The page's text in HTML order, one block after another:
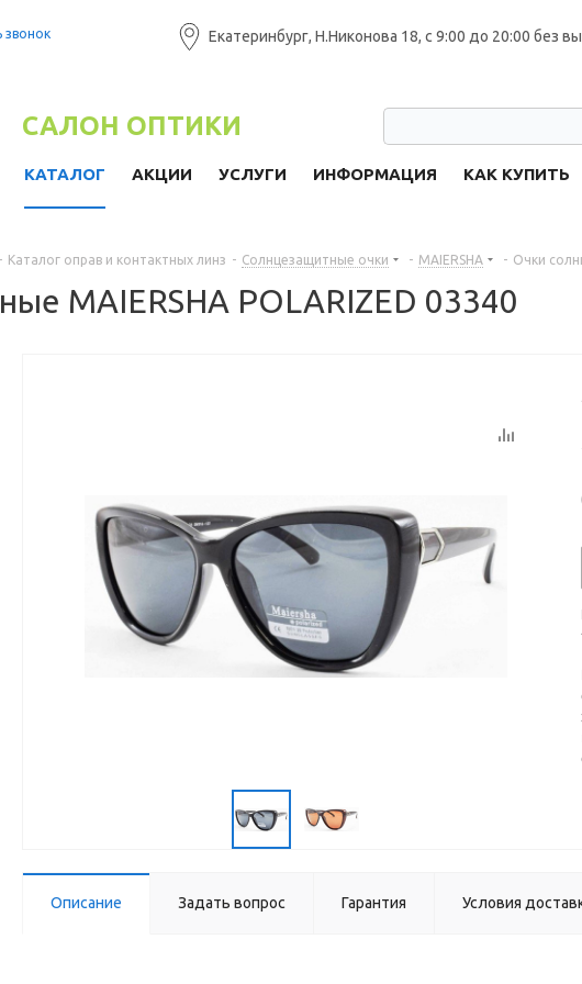
звонок Екатеринбург, Н.Никонова 18, с 9:00 до 20:00 без
САЛОН ОПТИКИ
КАТАЛОГ АКЦИИ УСЛУГИ ИНФОРМАЦИЯ КАК КУПИТЬ
- Каталог оправ и контактных линз - Солнцезащитные очки - MAIERSHA - Очки
MAIERSHA POLARIZED 03340
Описание Задать вопрос Гарантия Условия